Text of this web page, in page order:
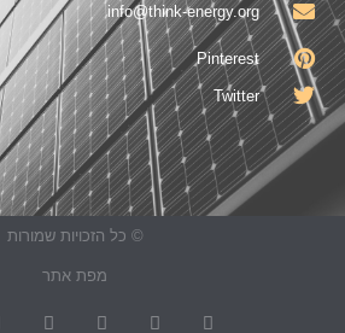
info@think-energy.org
Pinterest
Twitter
© כל הזכויות שמורות
מפת אתר